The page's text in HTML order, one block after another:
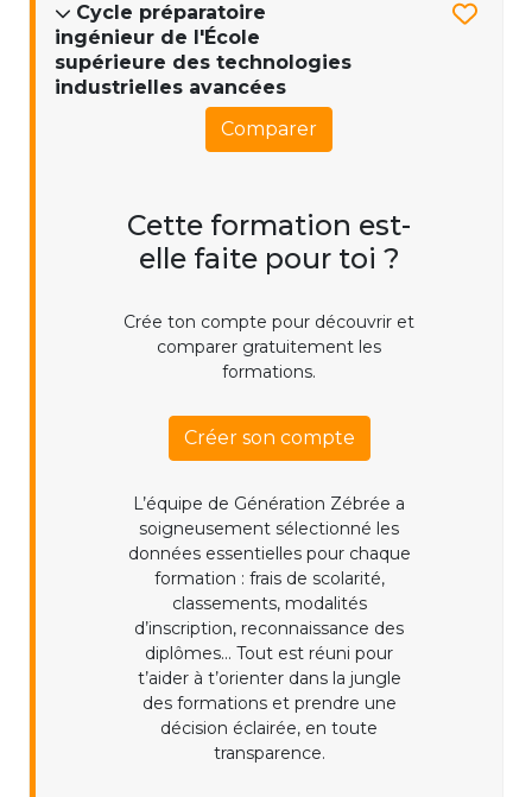
Cycle préparatoire
ingénieur de l'École
supérieure des technologies
industrielles avancées
Comparer
Cette formation est-
elle faite pour toi ?
Crée ton compte pour découvrir et
comparer gratuitement les
formations.
Créer son compte
L’équipe de Génération Zébrée a
soigneusement sélectionné les
données essentielles pour chaque
formation : frais de scolarité,
classements, modalités
d’inscription, reconnaissance des
diplômes... Tout est réuni pour
t’aider à t’orienter dans la jungle
des formations et prendre une
décision éclairée, en toute
transparence.